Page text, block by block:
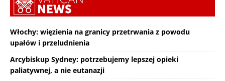
Włochy: więzienia na granicy przetrwania z powodu
upałów i przeludnienia
Arcybiskup Sydney: potrzebujemy lepszej opieki
paliatywnej, a nie eutanazji